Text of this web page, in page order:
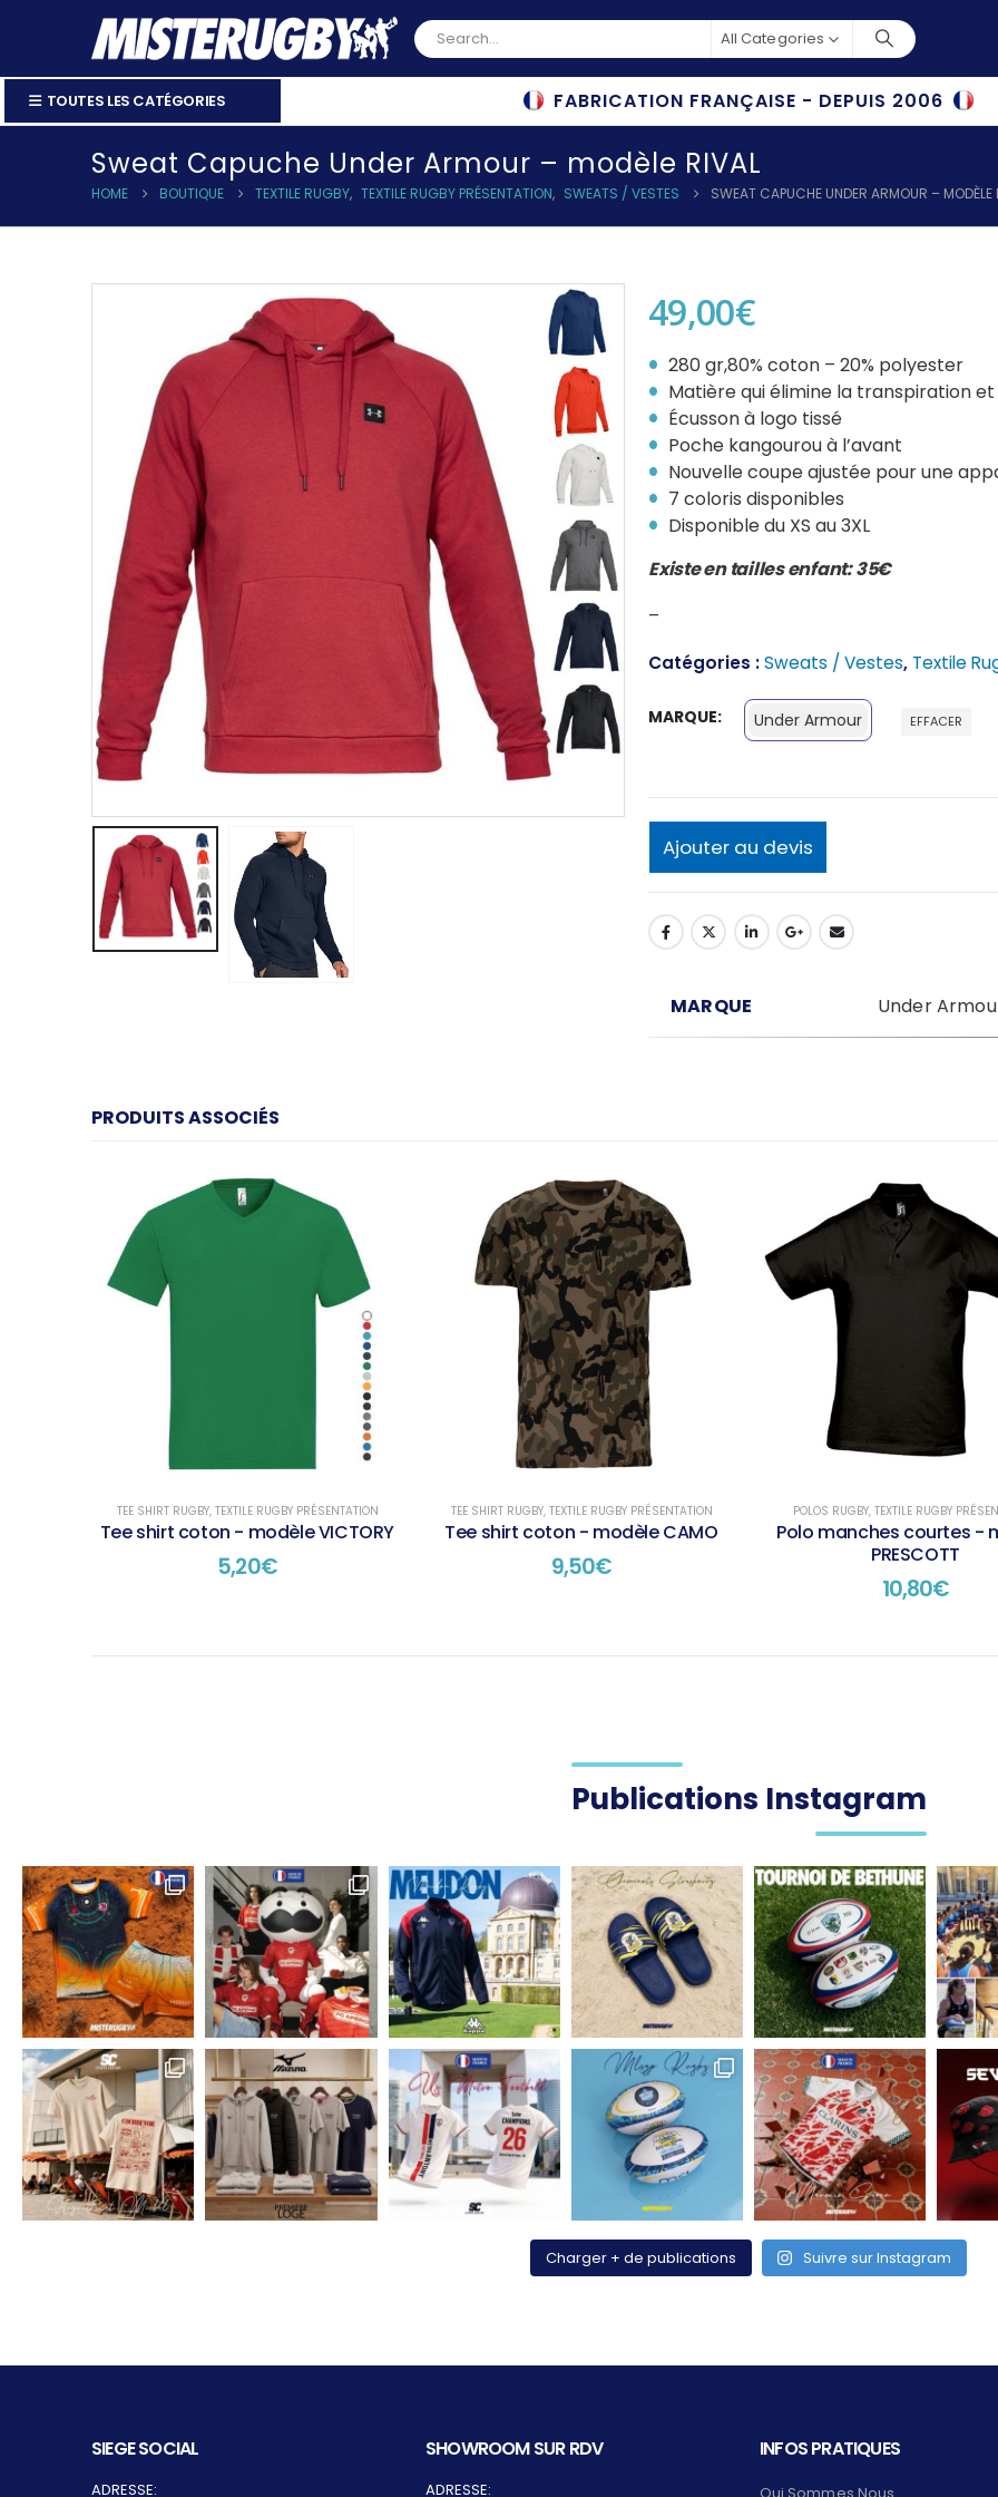
All Categories
TOUTES LES CATÉGORIES FABRICATION FRANÇAISE - DEPUIS 2006
Sweat Capuche Under Armour – modèle RIVAL
HOME BOUTIQUE TEXTILE RUGBY, TEXTILE RUGBY PRÉSENTATION, SWEATS / VESTES SWEAT CAPUCHE UNDER ARMOUR – MODÈLE
49,00€
280 gr,80% coton – 20% polyester
Matière qui élimine la transpiration
Écusson à logo tissé
Poche kangourou à l’avant
Nouvelle coupe ajustée pour une
7 coloris disponibles
Disponible du XS au 3XL
Existe en tailles enfant: 35€
–
Catégories :Sweats / Vestes, Textile
MARQUE Under Armour EFFACER
Ajouter au devis
MARQUE Under
PRODUITS ASSOCIÉS
TEE SHIRT RUGBY, TEXTILE RUGBY PRÉSENTATION
Tee shirt coton - modèle VICTORY
5,20€
TEE SHIRT RUGBY, TEXTILE RUGBY PRÉSENTATION
Tee shirt coton - modèle CAMO
9,50€
POLOS RUGBY, TEXTILE RUGBY
Polo manches courtes -
PRESCOTT
10,80€
Publications Instagram
Charger + de publications Suivre sur Instagram
SIEGE SOCIAL
ADRESSE:
SHOWROOM SUR RDV
ADRESSE:
INFOS PRATIQUES